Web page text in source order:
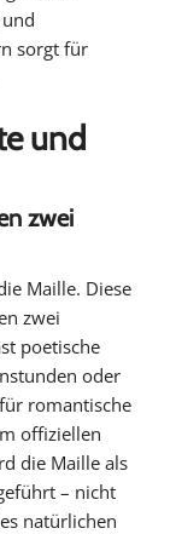
sorgt für
und
zwei
Maille. Diese
zwei
poetische
oder
romantische
offiziellen
die Maille als
– nicht
natürlichen